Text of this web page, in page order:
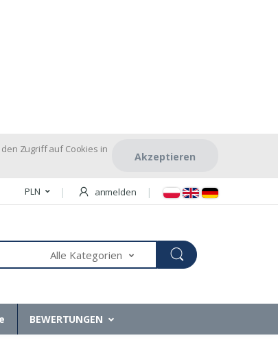
Zugriff auf Cookies in
Akzeptieren
PLN anmelden
Alle Kategorien
BEWERTUNGEN